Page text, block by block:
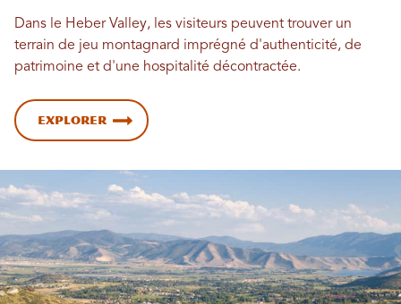
Dans le Heber Valley, les visiteurs peuvent trouver un
terrain de jeu montagnard imprégné d'authenticité, de
patrimoine et d'une hospitalité décontractée.
Explorer